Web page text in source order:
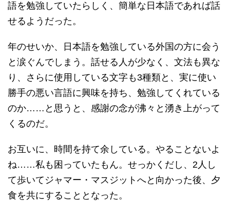
語を勉強していたらしく、簡単な日本語であれば話
せるようだった。
年のせいか、日本語を勉強している外国の方に会う
と涙ぐんでしまう。話せる人が少なく、文法も異な
り、さらに使用している文字も3種類と、実に使い
勝手の悪い言語に興味を持ち、勉強してくれている
のか……と思うと、感謝の念が沸々と湧き上がって
くるのだ。
お互いに、時間を持て余している。やることないよ
ね……私も困っていたもん。せっかくだし、2人し
て歩いてジャマー・マスジットへと向かった後、夕
食を共にすることとなった。